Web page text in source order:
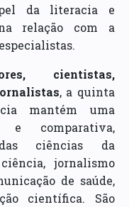
da literacia e
relação com a
cientistas,
, a quinta
mantém uma
e comparativa,
ciências da
jornalismo
de saúde,
científica. São